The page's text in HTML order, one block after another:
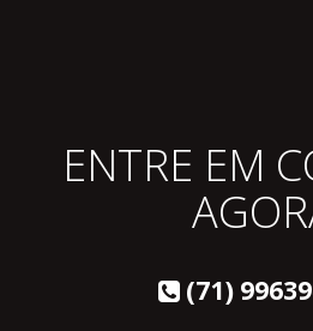
ENTRE EM
(71)